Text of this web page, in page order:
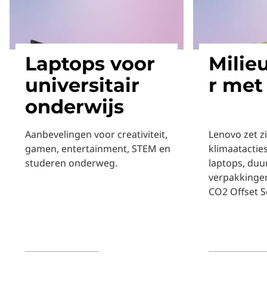
Laptops voor
universitair
onderwijs
Aanbevelingen voor creativiteit,
gamen, entertainment, STEM en
studeren onderweg.
r met
Lenovo zet
laptops,
CO2 Offset